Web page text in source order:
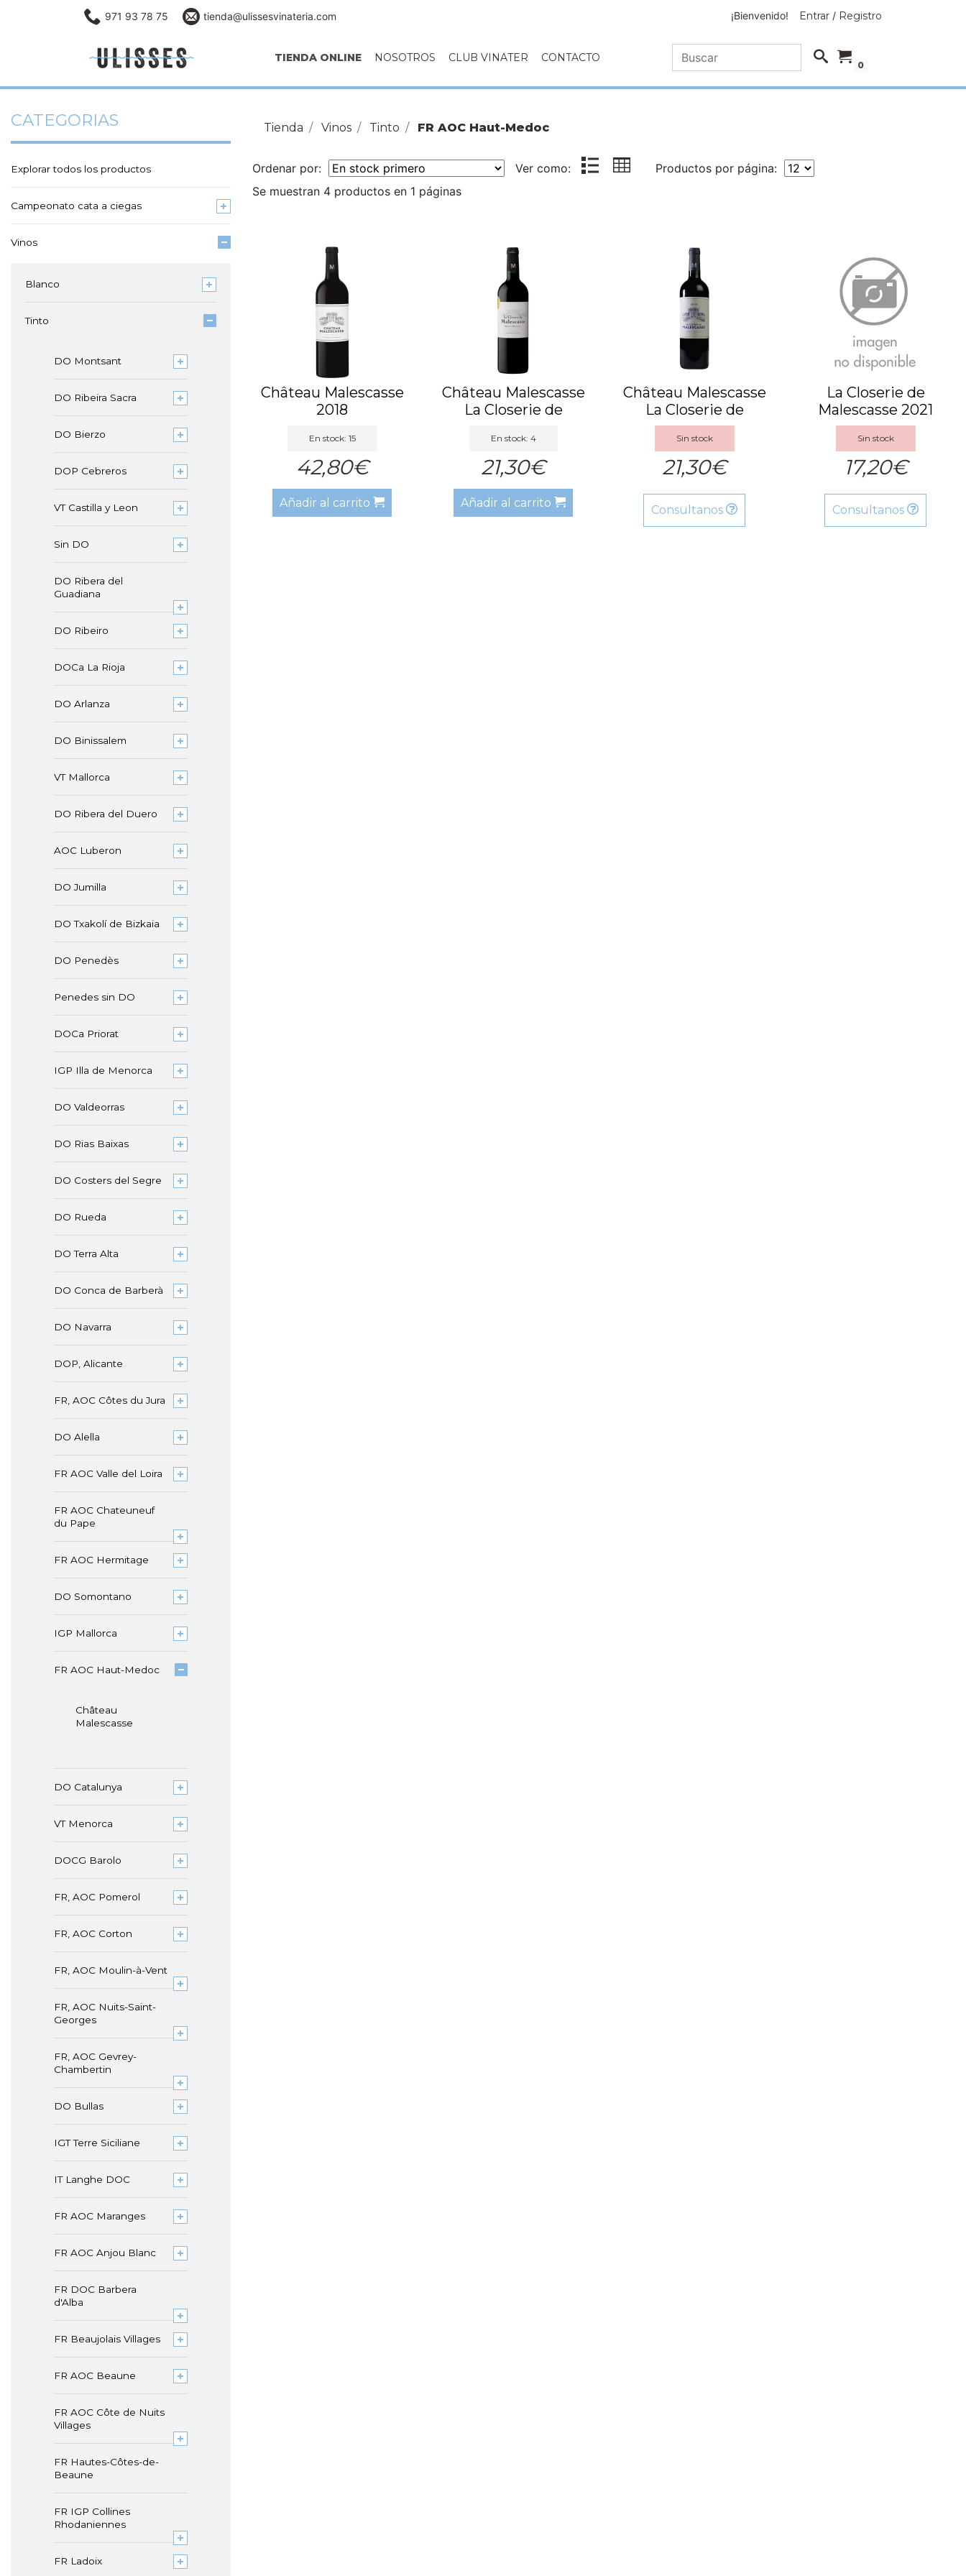
971 93 78 75 tienda@ulissesvinateria.com ¡Bienvenido! Entrar / Registro
TIENDA ONLINE NOSOTROS CLUB VINATER CONTACTO
0
CATEGORIAS
Explorar todos los productos
Campeonato cata a ciegas
Vinos
Blanco
Tinto
DO Montsant
DO Ribeira Sacra
DO Bierzo
DOP Cebreros
VT Castilla y Leon
Sin DO
DO Ribera del
Guadiana
DO Ribeiro
DOCa La Rioja
DO Arlanza
DO Binissalem
VT Mallorca
DO Ribera del Duero
AOC Luberon
DO Jumilla
DO Txakolí de Bizkaia
DO Penedès
Penedes sin DO
DOCa Priorat
IGP Illa de Menorca
DO Valdeorras
DO Rias Baixas
DO Costers del Segre
DO Rueda
DO Terra Alta
DO Conca de Barberà
DO Navarra
DOP, Alicante
FR, AOC Côtes du Jura
DO Alella
FR AOC Valle del Loira
FR AOC Chateuneuf
du Pape
FR AOC Hermitage
DO Somontano
IGP Mallorca
FR AOC Haut-Medoc
Château
Malescasse
DO Catalunya
VT Menorca
DOCG Barolo
FR, AOC Pomerol
FR, AOC Corton
FR, AOC Moulin-à-Vent
FR, AOC Nuits-Saint-
Georges
FR, AOC Gevrey-
Chambertin
DO Bullas
IGT Terre Siciliane
IT Langhe DOC
FR AOC Maranges
FR AOC Anjou Blanc
FR DOC Barbera
d'Alba
FR Beaujolais Villages
FR AOC Beaune
FR AOC Côte de Nuits
Villages
FR Hautes-Côtes-de-
Beaune
FR IGP Collines
Rhodaniennes
FR Ladoix
Tienda Vinos Tinto FR AOC Haut-Medoc
Ordenar por: Ver como:
Productos por página:
Se muestran 4 productos en 1 páginas
Château Malescasse
2018
En stock: 15
42,80€
Añadir al carrito
Château Malescasse
La Closerie de
En stock: 4
21,30€
Añadir al carrito
Château Malescasse
La Closerie de
Malescas...
Sin stock
21,30€
Consultanos
La Closerie de
Malescasse 2021
Sin stock
17,20€
Consultanos